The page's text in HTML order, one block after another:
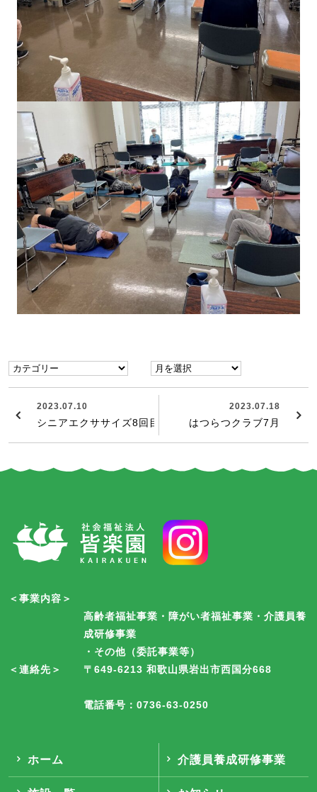
2023.07.10
シニアエクササイズ8回目
2023.07.18
はつらつクラブ7月
＜事業内容＞
高齢者福祉事業・障がい者福祉事業・介護員養
成研修事業
・その他（委託事業等）
＜連絡先＞
〒649-6213 和歌山県岩出市西国分668
電話番号：0736-63-0250
ホーム 介護員養成研修事業